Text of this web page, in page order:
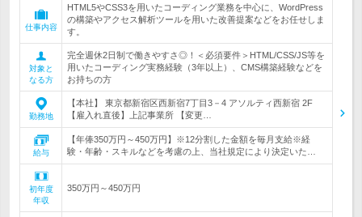
仕事内容
HTML5やCSS3を用いたコーディング業務を中心に、WordPress
の構築やアクセス解析ツールを用いた改善提案などをお任せしま
す。
対象と
なる方
完全週休2日制で働きやすさ◎！＜必須要件＞HTML/CSS/JS等を
用いたコーディング実務経験（3年以上）、CMS構築経験などを
お持ちの方
勤務地
【本社】 東京都新宿区西新宿7丁目3－4 アソルティ西新宿 2F
【雇入れ直後】上記事業所 【変更…
給与
【年俸350万円～450万円】※12分割した金額を毎月支給※経
験・年齢・スキルなどを考慮の上、当社規定により決定いた…
初年度
年収
350万円～450万円